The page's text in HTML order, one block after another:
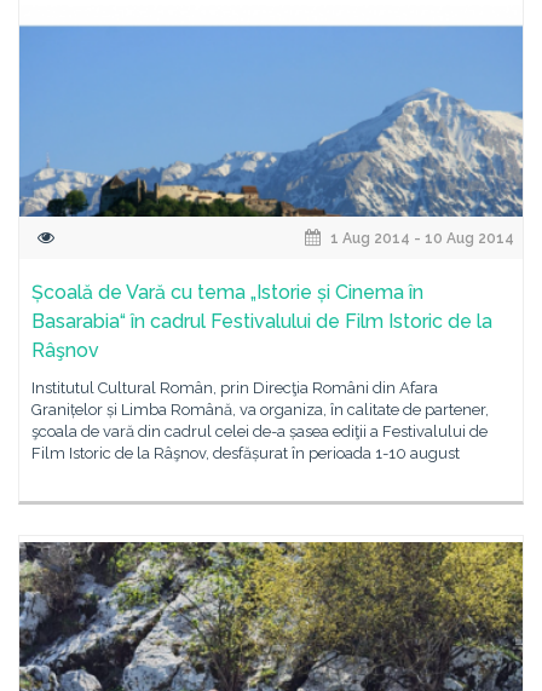
1 Aug 2014 - 10 Aug 2014
Școală de Vară cu tema „Istorie și Cinema în
Basarabia“ în cadrul Festivalului de Film Istoric de la
Râşnov
Institutul Cultural Român, prin Direcţia Români din Afara
Granițelor și Limba Română, va organiza, în calitate de partener,
şcoala de vară din cadrul celei de-a șasea ediţii a Festivalului de
Film Istoric de la Râşnov, desfășurat în perioada 1-10 august